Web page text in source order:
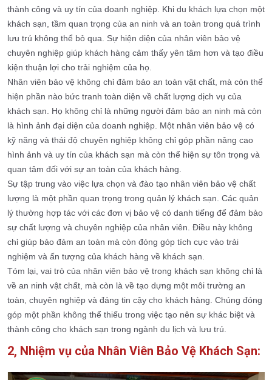
thành công và uy tín của doanh nghiệp. Khi du khách lựa chọn một
khách sạn, tầm quan trọng của an ninh và an toàn trong quá trình
lưu trú không thể bỏ qua. Sự hiện diện của nhân viên bảo vệ
chuyên nghiệp giúp khách hàng cảm thấy yên tâm hơn và tạo điều
kiện thuận lợi cho trải nghiệm của họ.
Nhân viên bảo vệ không chỉ đảm bảo an toàn vật chất, mà còn thể
hiện phần nào bức tranh toàn diện về chất lượng dịch vụ của
khách sạn. Họ không chỉ là những người đảm bảo an ninh mà còn
là hình ảnh đại diện của doanh nghiệp. Một nhân viên bảo vệ có
kỹ năng và thái độ chuyên nghiệp không chỉ góp phần nâng cao
hình ảnh và uy tín của khách sạn mà còn thể hiện sự tôn trọng và
quan tâm đối với sự an toàn của khách hàng.
Sự tập trung vào việc lựa chọn và đào tạo nhân viên bảo vệ chất
lượng là một phần quan trọng trong quản lý khách sạn. Các quản
lý thường hợp tác với các đơn vị bảo vệ có danh tiếng để đảm bảo
sự chất lượng và chuyên nghiệp của nhân viên. Điều này không
chỉ giúp bảo đảm an toàn mà còn đóng góp tích cực vào trải
nghiệm và ấn tượng của khách hàng về khách sạn.
Tóm lại, vai trò của nhân viên bảo vệ trong khách sạn không chỉ là
về an ninh vật chất, mà còn là về tạo dựng một môi trường an
toàn, chuyên nghiệp và đáng tin cậy cho khách hàng. Chúng đóng
góp một phần không thể thiếu trong việc tạo nên sự khác biệt và
thành công cho khách sạn trong ngành du lịch và lưu trú.
2, Nhiệm vụ của Nhân Viên Bảo Vệ Khách Sạn: